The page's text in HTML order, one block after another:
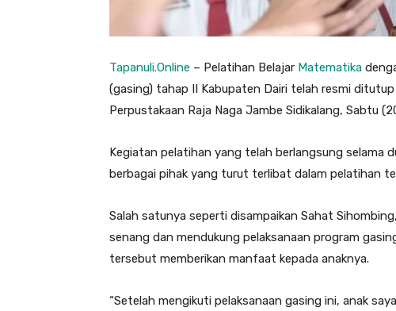
Tapanuli.Online – Pelatihan Belajar Matematika
(gasing) tahap II Kabupaten Dairi telah resmi
Perpustakaan Raja Naga Jambe Sidikalang, Sabtu
Kegiatan pelatihan yang telah berlangsung selama
berbagai pihak yang turut terlibat dalam pelatihan
Salah satunya seperti disampaikan Sahat
senang dan mendukung pelaksanaan program
tersebut memberikan manfaat kepada anaknya.
“Setelah mengikuti pelaksanaan gasing ini, anak